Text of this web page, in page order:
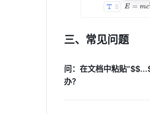
三、常见问题
问：在文档中粘贴
办？